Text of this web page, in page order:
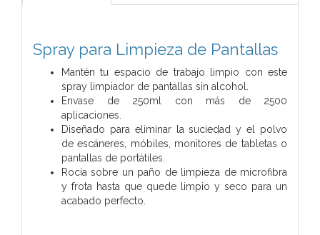
Spray para Limpieza de Pantallas
Mantén tu espacio de trabajo limpio con este
spray limpiador de pantallas sin alcohol.
Envase de 250ml con más de 2500
aplicaciones.
Diseñado para eliminar la suciedad y el polvo
de escáneres, móbiles, monitores de tabletas o
pantallas de portátiles.
Rocía sobre un paño de limpieza de microfibra
y frota hasta que quede limpio y seco para un
acabado perfecto.